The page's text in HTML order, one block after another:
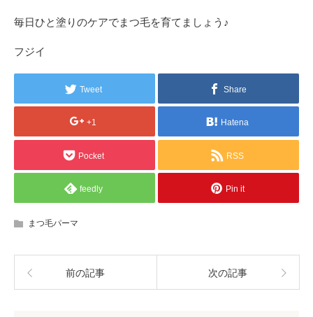
毎日ひと塗りのケアでまつ毛を育てましょう♪
フジイ
Tweet Share
+1 Hatena
Pocket RSS
feedly Pin it
まつ毛パーマ
前の記事 次の記事